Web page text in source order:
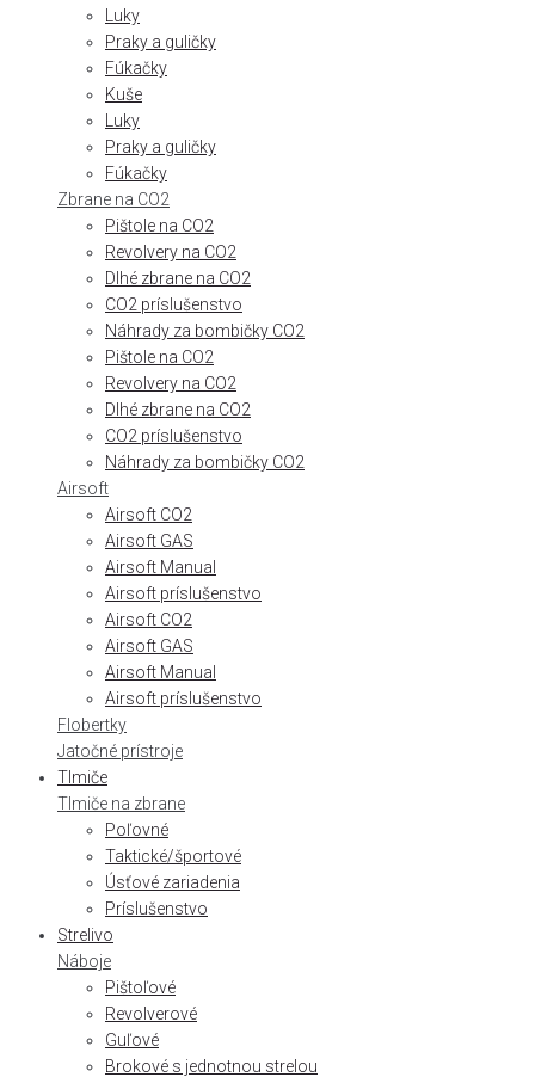
Luky
Praky a guličky
Fúkačky
Kuše
Luky
Praky a guličky
Fúkačky
Zbrane na CO2
Pištole na CO2
Revolvery na CO2
Dlhé zbrane na CO2
CO2 príslušenstvo
Náhrady za bombičky CO2
Pištole na CO2
Revolvery na CO2
Dlhé zbrane na CO2
CO2 príslušenstvo
Náhrady za bombičky CO2
Airsoft
Airsoft CO2
Airsoft GAS
Airsoft Manual
Airsoft príslušenstvo
Airsoft CO2
Airsoft GAS
Airsoft Manual
Airsoft príslušenstvo
Flobertky
Jatočné prístroje
Tlmiče
Tlmiče na zbrane
Poľovné
Taktické/športové
Úsťové zariadenia
Príslušenstvo
Strelivo
Náboje
Pištoľové
Revolverové
Guľové
Brokové s jednotnou strelou